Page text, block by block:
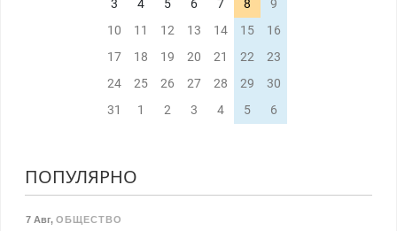
3 4 5 6 7 8
9
10
11 12 13 14 15
16
17
18 19 20 21 22
23
24
25 26 27 28 29
30
31
1 2 3 4 5 6
ПОПУЛЯРНО
7 Авг, ОБЩЕСТВО